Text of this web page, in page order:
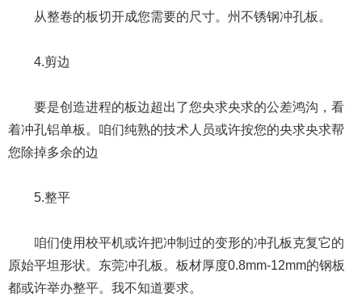
从整卷的板切开成您需要的尺寸。州不锈钢冲孔板。
4.剪边
要是创造进程的板边超出了您央求央求的公差鸿沟，看
着冲孔铝单板。咱们纯熟的技术人员或许按您的央求央求帮
您除掉多余的边
5.整平
咱们使用校平机或许把冲制过的变形的冲孔板克复它的
原始平坦形状。东莞冲孔板。板材厚度0.8mm-12mm的钢板
都或许举办整平。我不知道要求。